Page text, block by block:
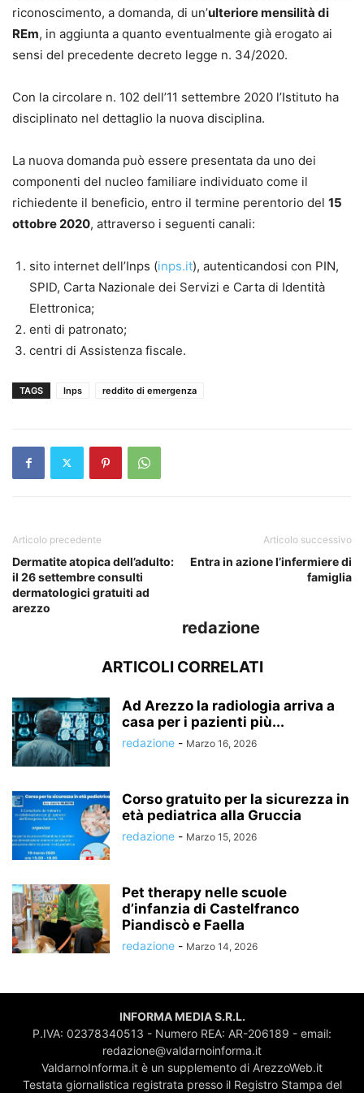
riconoscimento, a domanda, di un’ulteriore mensilità di
REm, in aggiunta a quanto eventualmente già erogato ai
sensi del precedente decreto legge n. 34/2020.
Con la circolare n. 102 dell’11 settembre 2020 l’Istituto ha
disciplinato nel dettaglio la nuova disciplina.
La nuova domanda può essere presentata da uno dei
componenti del nucleo familiare individuato come il
richiedente il beneficio, entro il termine perentorio del 15
ottobre 2020, attraverso i seguenti canali:
sito internet dell’Inps (inps.it), autenticandosi con PIN,
SPID, Carta Nazionale dei Servizi e Carta di Identità
Elettronica;
enti di patronato;
centri di Assistenza fiscale.
TAGS Inps reddito di emergenza
Articolo precedente
Dermatite atopica dell’adulto:
il 26 settembre consulti
dermatologici gratuiti ad
arezzo
Articolo successivo
Entra in azione l’infermiere di
famiglia
redazione
ARTICOLI CORRELATI
Ad Arezzo la radiologia arriva a
casa per i pazienti più...
redazione - Marzo 16, 2026
Corso gratuito per la sicurezza in
età pediatrica alla Gruccia
redazione - Marzo 15, 2026
Pet therapy nelle scuole
d’infanzia di Castelfranco
Piandiscò e Faella
redazione - Marzo 14, 2026
INFORMA MEDIA S.R.L.
P.IVA: 02378340513 - Numero REA: AR-206189 - email:
redazione@valdarnoinforma.it
ValdarnoInforma.it è un supplemento di ArezzoWeb.it
Testata giornalistica registrata presso il Registro Stampa del